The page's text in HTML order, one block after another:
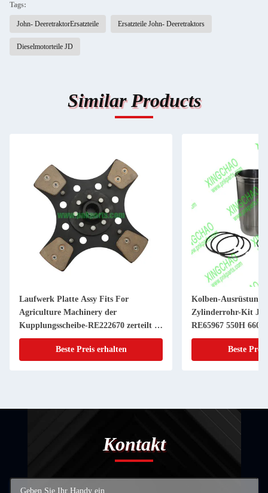
Tags:
John- DeeretraktorErsatzteile Ersatzteile John- Deeretraktors
Dieselmotorteile JD
Similar Products
Laufwerk Platte Assy Fits For
Agriculture Machinery der
Kupplungsscheibe-RE222670 zerteilt 11
Zoll 20 KEIL
Beste Preis erhalten
Kolben-Ausrüstung
Zylinderrohr-Kit JDs
RE65967 550H 6603
Powerthch Turbo
Beste
Kontakt